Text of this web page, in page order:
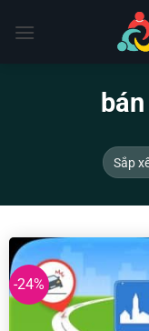
qua
-24%